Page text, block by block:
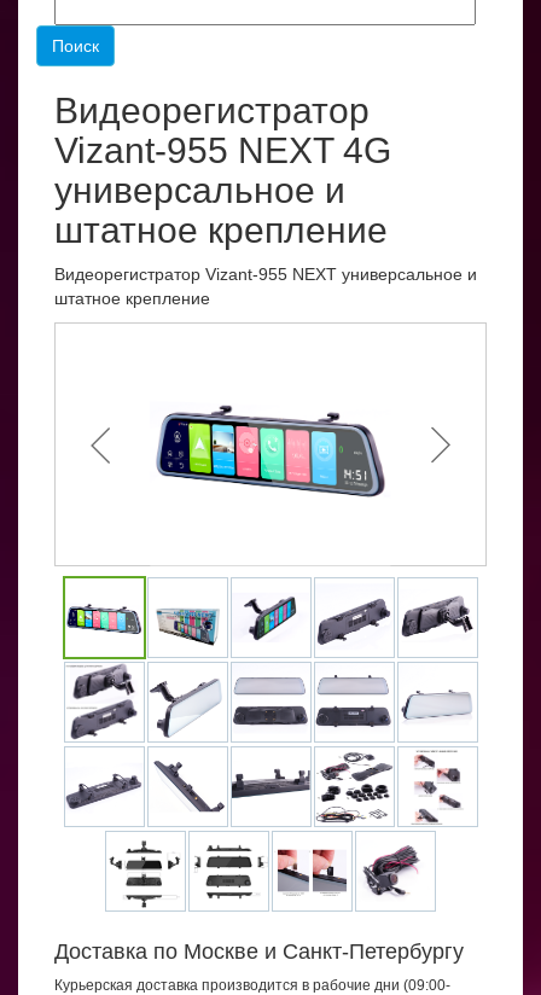
Видеорегистратор
Vizant-955 NEXT 4G
универсальное и
штатное крепление
Видеорегистратор Vizant-955 NEXT универсальное и
штатное крепление
Доставка по Москве и Санкт-Петербургу
Курьерская доставка производится в рабочие дни (09:00-